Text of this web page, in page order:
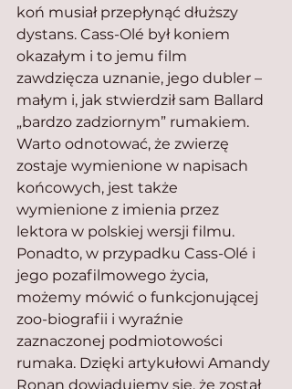
koń musiał przepłynąć dłuższy
dystans. Cass-Olé był koniem
okazałym i to jemu film
zawdzięcza uznanie, jego dubler –
małym i, jak stwierdził sam Ballard
„bardzo zadziornym” rumakiem.
Warto odnotować, że zwierzę
zostaje wymienione w napisach
końcowych, jest także
wymienione z imienia przez
lektora w polskiej wersji filmu.
Ponadto, w przypadku Cass-Olé i
jego pozafilmowego życia,
możemy mówić o funkcjonującej
zoo-biografii i wyraźnie
zaznaczonej podmiotowości
rumaka. Dzięki artykułowi Amandy
Ronan dowiadujemy się, że został